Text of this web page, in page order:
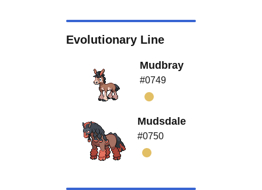
Evolutionary Line
Mudbray
#0749
Mudsdale
#0750